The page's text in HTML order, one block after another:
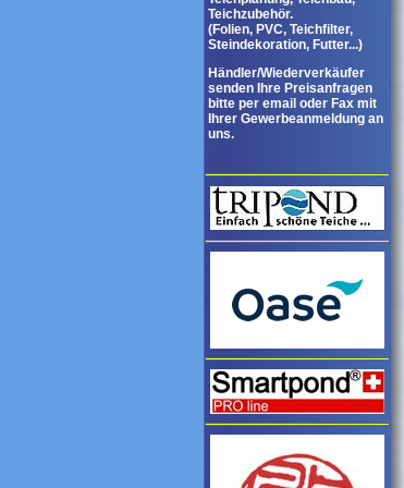
Teichzubehör.
(Folien, PVC, Teichfilter,
Steindekoration, Futter...)
Händler/Wiederverkäufer
senden Ihre Preisanfragen
bitte per email oder Fax mit
Ihrer Gewerbeanmeldung an
uns.